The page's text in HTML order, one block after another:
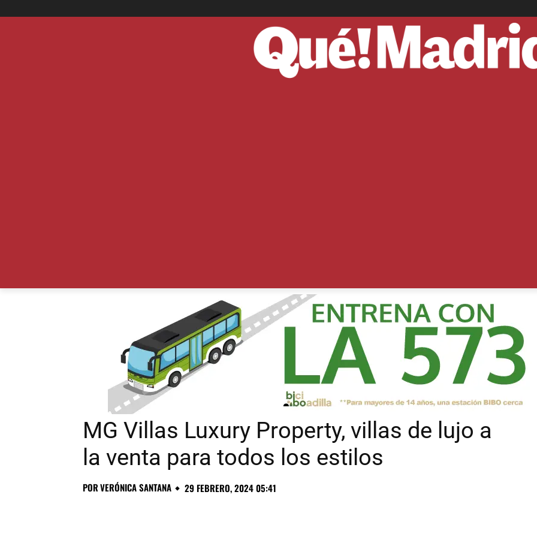
MG Villas Luxury Property, villas de lujo a
la venta para todos los estilos
PORVERÓNICA SANTANA 29 FEBRERO, 2024 05:41